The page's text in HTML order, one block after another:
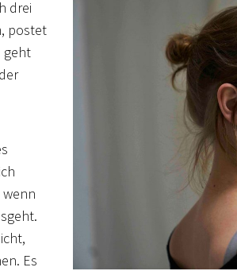
drei
postet
geht
wenn
Es